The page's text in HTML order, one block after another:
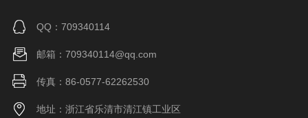
QQ：709340114
邮箱：709340114@qq.com
传真：86-0577-62262530
地址：浙江省乐清市清江镇工业区